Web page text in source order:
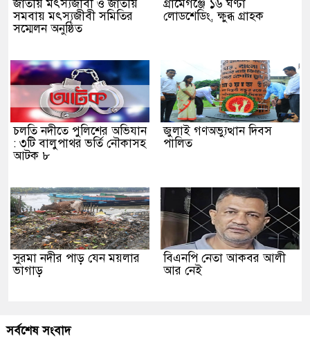
জাতীয় মৎস্যজীবী ও জাতীয়
সমবায় মৎস্যজীবী সমিতির
সম্মেলন অনুষ্ঠিত
গ্রামেগঞ্জে ১৬ ঘণ্টা
লোডশেডিং, ক্ষুব্ধ গ্রাহক
চলতি নদীতে পুলিশের অভিযান
: ৩টি বালুপাথর ভর্তি নৌকাসহ
আটক ৮
জুলাই গণঅভ্যুত্থান দিবস
পালিত
সুরমা নদীর পাড় যেন ময়লার
ভাগাড়
বিএনপি নেতা আকবর আলী
আর নেই
সর্বশেষ সংবাদ